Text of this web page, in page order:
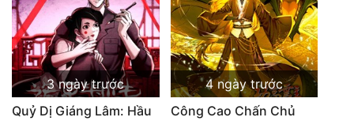
3 ngày trước
Quỷ Dị Giáng Lâm: Hầu
4 ngày trước
Công Cao Chấn Chủ